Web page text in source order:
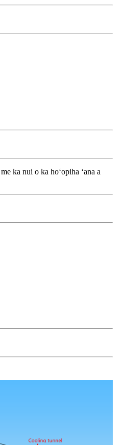
ka nui o ka hoʻopiha ʻana a